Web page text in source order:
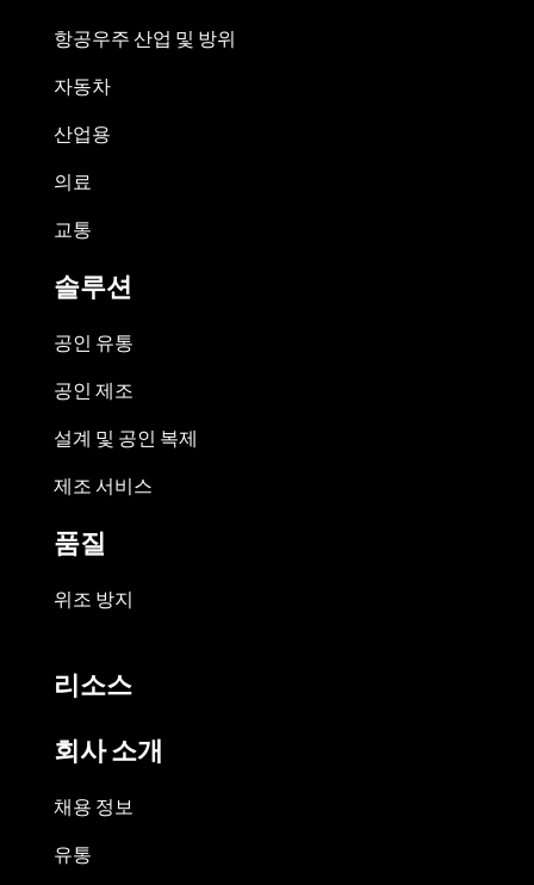
항공우주 산업 및 방위
자동차
산업용
의료
교통
솔루션
공인 유통
공인 제조
설계 및 공인 복제
제조 서비스
품질
위조 방지
리소스
회사 소개
채용 정보
유통